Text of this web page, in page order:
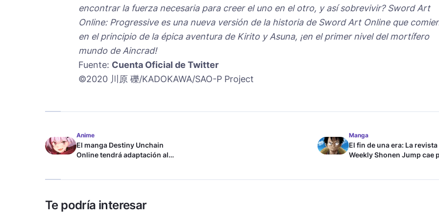
encontrar la fuerza necesaria para creer el uno en el otro, y así sobrevivir? Sword Art
Online: Progressive es una nueva versión de la historia de Sword Art Online que
en el principio de la épica aventura de Kirito y Asuna, ¡en el primer nivel del mortífero
mundo de Aincrad!
Fuente: Cuenta Oficial de Twitter
©2020 川原 礫/KADOKAWA/SAO-P Project
Anime
El manga Destiny Unchain
Online tendrá adaptación al
Manga
El fin de una era: La revista
Weekly Shonen Jump cae
Te podría interesar